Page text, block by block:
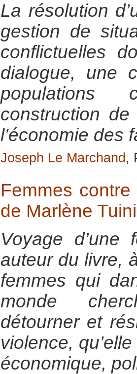
La résolution
gestion de
conflictuelles
dialogue, une
construction
l’économie des
Joseph Le Marchand ,
Femmes
de Marlène
Voyage d’une
auteur du livre,
femmes qui
monde
détourner et
violence,
économique,